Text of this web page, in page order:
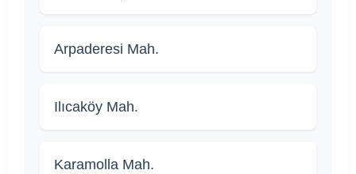
Arpaderesi Mah.
Ilıcaköy Mah.
Karamolla Mah.